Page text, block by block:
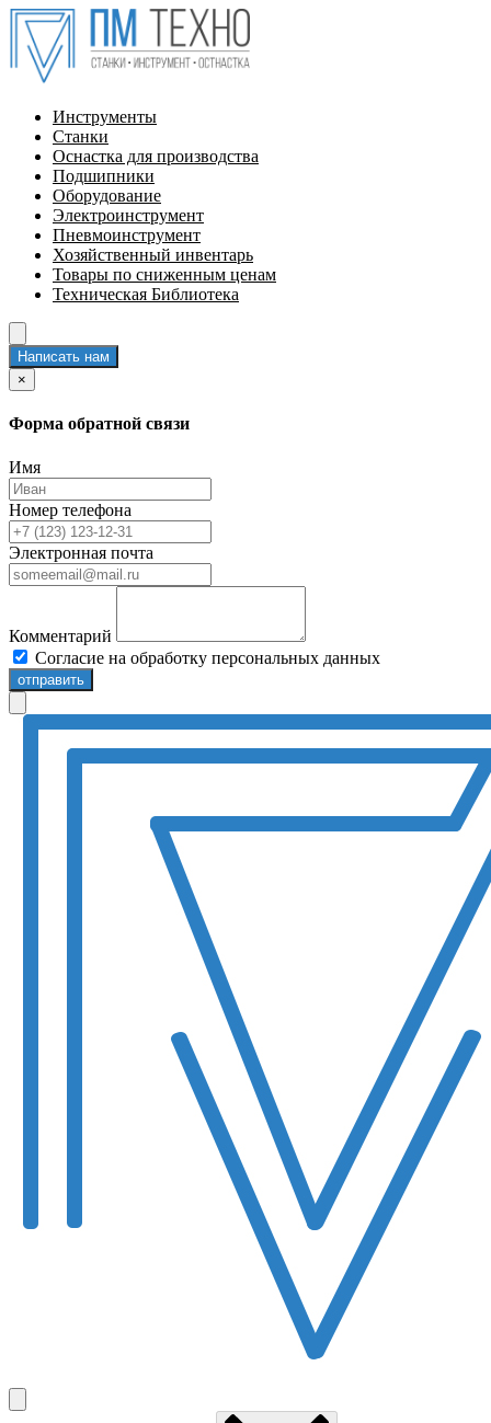
Инструменты
Станки
Оснастка для производства
Подшипники
Оборудование
Электроинструмент
Пневмоинструмент
Хозяйственный инвентарь
Товары по сниженным ценам
Техническая Библиотека
Написать нам
×
Форма обратной связи
Имя
Номер телефона
Электронная почта
Комментарий
Согласие на обработку персональных данных
отправить